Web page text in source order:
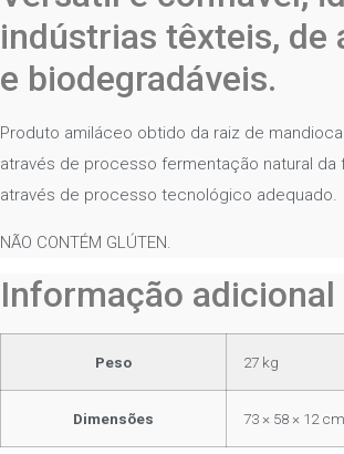
indústrias têxteis, de
e biodegradáveis.
Produto amiláceo obtido da raiz de
através de processo fermentação natural da
através de processo tecnológico adequado.
NÃO CONTÉM GLÚTEN.
Informação adicional
Peso 27 kg
Dimensões 73 × 58 × 12 cm